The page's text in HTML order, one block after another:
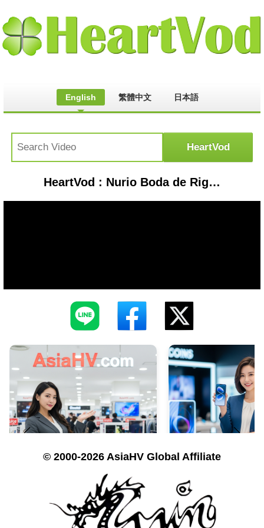
English 繁體中文 日本語
HeartVod : Nurio Boda de Rigoberto y soledad de Romero
© 2000-2026 AsiaHV Global Affiliate